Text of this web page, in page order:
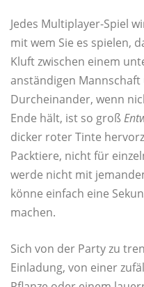
Jedes Multiplayer-Spiel
mit wem Sie es spielen,
Kluft zwischen einem
anständigen
Durcheinander, wenn
Ende hält, ist so groß
dicker roter Tinte
Packtiere, nicht für
werde nicht mit
könne einfach eine
machen.
Sich von der Party zu
Einladung, von einer